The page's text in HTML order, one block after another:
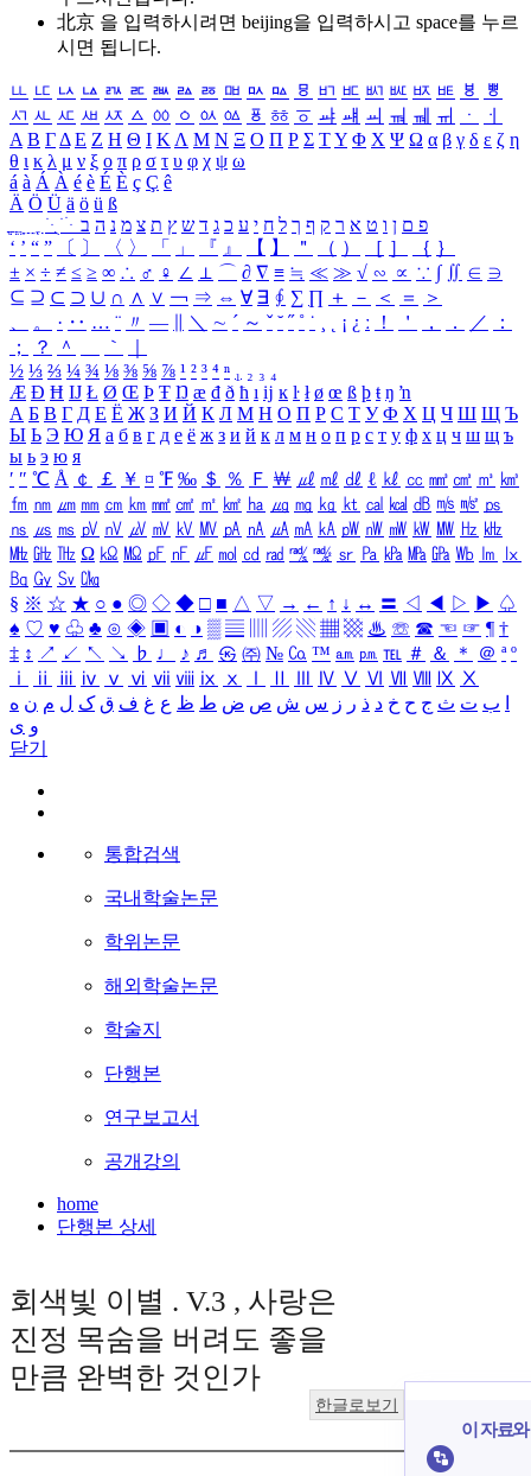
北京 을 입력하시려면 beijing을 입력하시고 space를 누르
시면 됩니다.
ㅥ ㅦ ㅧ ㅨ ㅩ ㅪ ㅫ ㅬ ㅭ ㅮ ㅯ ㅰ ㅱ ㅲ ㅳ ㅴ ㅵ ㅶ ㅷ ㅸ
ㅹ
ㅺ ㅻ ㅼ ㅽ ㅾ ㅿ ㆀ ㆁ ㆂ ㆃ ㆄ ㆅ ㆆ ㆇ ㆈ ㆉ ㆊ ㆋ ㆌ ㆍ
ㆎ
Α Β ΓΔ Ε Ζ Η Θ Ι ΚΛ Μ Ν Ξ Ο Π Ρ Σ ΤΥ Φ Χ Ψ Ω α β γ δ ε ζ η
θ ι κ λ μ ν ξ ο π ρ σ τ υ φ χ ψ ω
á à Á À é è É È ç Ç ê
Ä Ö Ü ä ö ü ß
ִֶֹ ֻּ ׁׂ פ ם ן ו ט א ר ק ף ך ל ח י ע כ ג ד ש ץ ת צ מ נ ה ב
‘ ’ “ ” 〔 〕 〈 〉 「 」 『 』 【 】 ＂ （ ） ［ ］ ｛ ｝
± × ÷ ≠ ≤ ≥ ∞ ∴ ♂ ♀ ∠ ⊥ ⌒ ∂ ∇ ≡ ≒ ≪ ≫ √ ∽ ∝ ∵ ∫ ∬ ∈ ∋
⊆ ⊇ ⊂ ⊃ ∪ ∩ ∧ ∨ ￢ ⇒ ⇔ ∀ ∃ ∮ ∑ ∏ ＋ － ＜ ＝
＞
、
。 · ‥ … ¨ 〃 ― ＼ ∼ ´ ～ ˇ ˘ ˝ ˚ ˙ ¸ ¡ ¿ ː ！ ＇ ， ． ／
：
；
？ ＾ ｀
½ ⅓ ⅔ ¼ ¾ ⅛ ⅜ ⅝ ⅞ ¹ ² ³ ⁴ ⁿ ₁ ₂ ₃ ₄
Æ Ð Ħ Ĳ Ł Ø Œ Þ Ŧ Ŋ æ đ ð ħ ı ĳ ĸ ŀ ł ø œ ß þ ŧ ŋ ŉ
А Б В Г Д Е Ё Ж З И Й К Л М Н О П Р С Т У Ф Х Ц Ч Ш Щ Ъ
Ы Ь Э Ю Я а б в г д е ё ж з и й к л м н о п р с т у ф х ц ч ш щ ъ
ы ь э ю я
′ ″ ℃ Å ￠ ￡ ￥ ¤ ℉ ‰ ＄ ％ Ｆ ￦ ㎕ ㎖ ㎗ ℓ ㎘ ㏄ ㎣ ㎤ ㎥ ㎦
㎙ ㎚ ㎛ ㎜ ㎝ ㎞ ㎟ ㎠ ㎡ ㎢ ㏊ ㎍ ㎎ ㎏ ㏏ ㎈ ㎉ ㏈ ㎧ ㎨ ㎰
㎱ ㎲ ㎳ ㎴ ㎵ ㎶ ㎷ ㎸ ㎹ ㎀ ㎁ ㎂ ㎃ ㎄ ㎺ ㎻ ㎽ ㎾ ㎿ ㎐ ㎑
㎒ ㎓ ㎔ Ω ㏀ ㏁ ㎊ ㎋ ㎌ ㏖ ㏅ ㎭ ㎮ ㎯ ㏛ ㎩ ㎪ ㎫ ㎬ ㏝ ㏐
㏓
㏃ ㏉ ㏜ ㏆
§ ※ ☆ ★ ○ ● ◎ ◇ ◆ □ ■ △ ▽ → ← ↑ ↓ ↔ 〓 ◁ ◀ ▷ ▶ ♤
♠ ♡ ♥ ♧ ♣ ⊙ ◈ ▣ ◐ ◑ ▒ ▤ ▨ ▧ ▦ ▩ ♨ ☏ ☎ ☜ ☞ ¶ †
‡ ↕ ↗ ↙ ↖ ↘ ♭ ♩ ♪ ♬ ㉿ ㈜ № ㏇ ™ ㏂ ㏘ ℡ ＃ ＆ ＊ ＠ ª º
ⅰ
ⅱ ⅲ ⅳ ⅴ ⅵ ⅶ ⅷ ⅸ ⅹ Ⅳ Ⅴ Ⅵ Ⅶ Ⅷ Ⅸ Ⅹ
ب ت ث ج ح خ د ذ ر ز س ش ص ض ط ظ ع غ ف ق ک ل م ن ه
و ی
닫기
통합검색
국내학술논문
학위논문
해외학술논문
학술지
단행본
연구보고서
공개강의
home
단행본 상세
회색빛 이별 . V.3 , 사랑은
진정 목숨을 버려도 좋을
만큼 완벽한 것인가
한글로보기
이 자료